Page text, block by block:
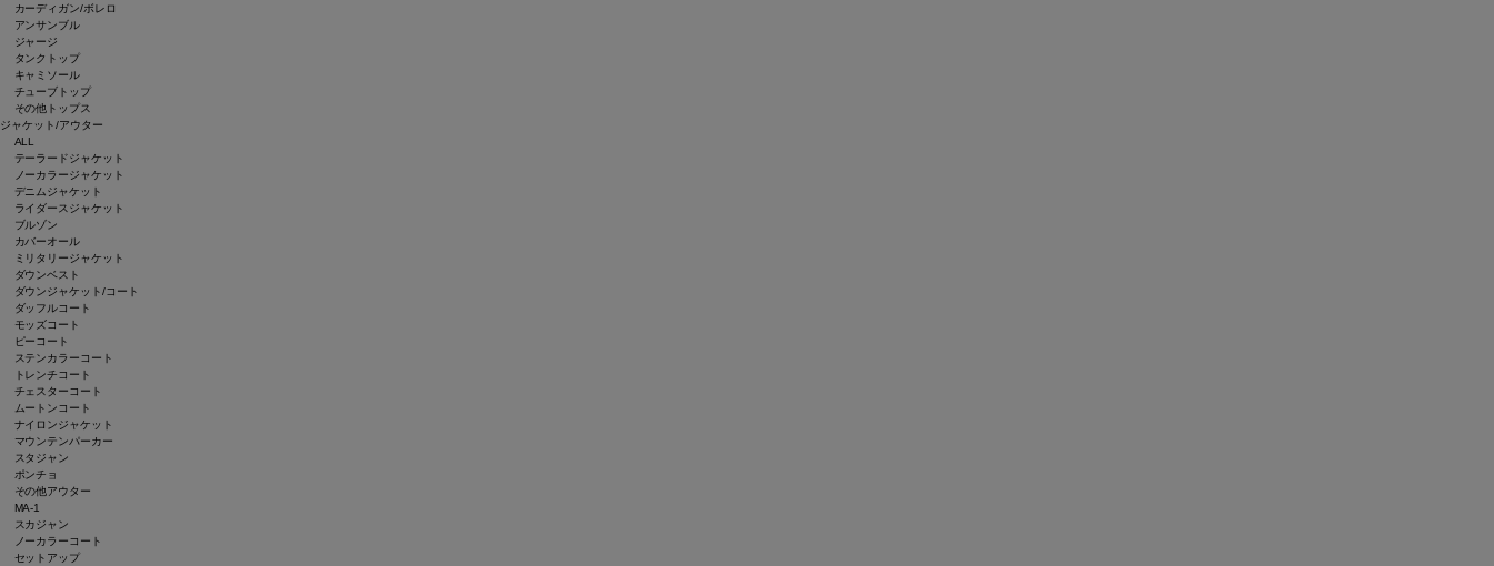
カーディガン/ボレロ
アンサンブル
ジャージ
タンクトップ
キャミソール
チューブトップ
その他トップス
ジャケット/アウター
ALL
テーラードジャケット
ノーカラージャケット
デニムジャケット
ライダースジャケット
ブルゾン
カバーオール
ミリタリージャケット
ダウンベスト
ダウンジャケット/コート
ダッフルコート
モッズコート
ピーコート
ステンカラーコート
トレンチコート
チェスターコート
ムートンコート
ナイロンジャケット
マウンテンパーカー
スタジャン
ポンチョ
その他アウター
MA-1
スカジャン
ノーカラーコート
セットアップ